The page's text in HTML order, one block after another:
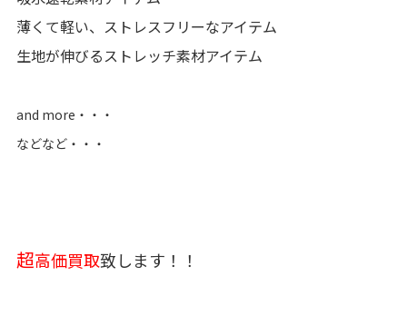
薄くて軽い、ストレスフリーなアイテム
生地が伸びるストレッチ素材アイテム
and more・・・
などなど・・・
超高価買取致します！！